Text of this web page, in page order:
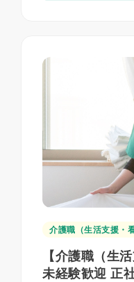
介護職（生活支援・
【介護職（生
未経験歓迎 正